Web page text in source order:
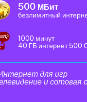
500 МБит
безлимитный
1000 минут
40 ГБ интернет 500
для игр
и сотовая